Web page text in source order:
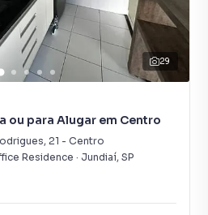
29
ou para Alugar em Centro
, 21 - Centro
Residence · Jundiaí, SP